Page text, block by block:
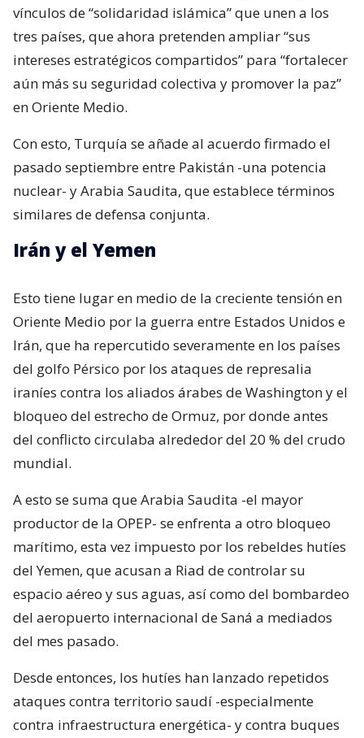
vínculos de “solidaridad islámica” que unen a los
tres países, que ahora pretenden ampliar “sus
intereses estratégicos compartidos” para “fortalecer
aún más su seguridad colectiva y promover la paz”
en Oriente Medio.
Con esto, Turquía se añade al acuerdo firmado el
pasado septiembre entre Pakistán -una potencia
nuclear- y Arabia Saudita, que establece términos
similares de defensa conjunta.
Irán y el Yemen
Esto tiene lugar en medio de la creciente tensión en
Oriente Medio por la guerra entre Estados Unidos e
Irán, que ha repercutido severamente en los países
del golfo Pérsico por los ataques de represalia
iraníes contra los aliados árabes de Washington y el
bloqueo del estrecho de Ormuz, por donde antes
del conflicto circulaba alrededor del 20 % del crudo
mundial.
A esto se suma que Arabia Saudita -el mayor
productor de la OPEP- se enfrenta a otro bloqueo
marítimo, esta vez impuesto por los rebeldes hutíes
del Yemen, que acusan a Riad de controlar su
espacio aéreo y sus aguas, así como del bombardeo
del aeropuerto internacional de Saná a mediados
del mes pasado.
Desde entonces, los hutíes han lanzado repetidos
ataques contra territorio saudí -especialmente
contra infraestructura energética- y contra buques